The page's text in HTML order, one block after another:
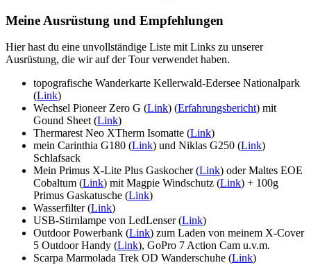
Meine Ausrüstung und Empfehlungen
Hier hast du eine unvollständige Liste mit Links zu unserer
Ausrüstung, die wir auf der Tour verwendet haben.
topografische Wanderkarte Kellerwald-Edersee Nationalpark
(Link)
Wechsel Pioneer Zero G (Link) (Erfahrungsbericht) mit
Gound Sheet (Link)
Thermarest Neo XTherm Isomatte (Link)
mein Carinthia G180 (Link) und Niklas G250 (Link)
Schlafsack
Mein Primus X-Lite Plus Gaskocher (Link) oder Maltes EOE
Cobaltum (Link) mit Magpie Windschutz (Link) + 100g
Primus Gaskatusche (Link)
Wasserfilter (Link)
USB-Stirnlampe von LedLenser (Link)
Outdoor Powerbank (Link) zum Laden von meinem X-Cover
5 Outdoor Handy (Link), GoPro 7 Action Cam u.v.m.
Scarpa Marmolada Trek OD Wanderschuhe (Link)